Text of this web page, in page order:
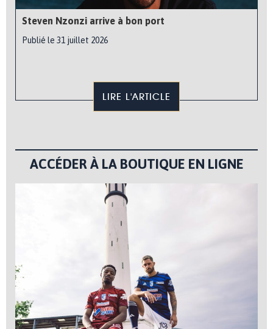
Steven Nzonzi arrive à bon port
Publié le 31 juillet 2026
LIRE L'ARTICLE
ACCÉDER À LA BOUTIQUE EN LIGNE